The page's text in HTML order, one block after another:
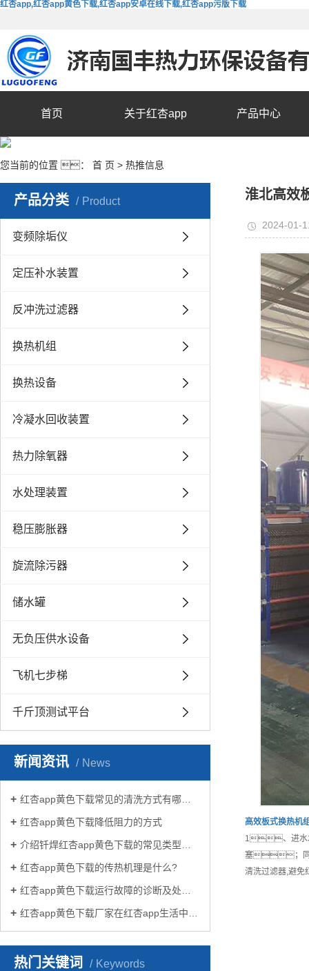
红杏app,红杏app黄色下载,红杏app安卓在线下载,红杏app污版下载
首页 关于红杏app 产品中心
您当前的位置 ： 首 页 > 热推信息
产品分类 Product
变频除垢仪
定压补水装置
反冲洗过滤器
换热机组
换热设备
冷凝水回收装置
热力除氧器
水处理装置
稳压膨胀器
旋流除污器
储水罐
无负压供水设备
飞机七步梯
千斤顶测试平台
新闻资讯 News
红杏app黄色下载常见的清洗方式有哪些？
红杏app黄色下载降低阻力的方式
介绍钎焊红杏app黄色下载的常见类型有哪些
红杏app黄色下载的传热机理是什么?
红杏app黄色下载运行故障的诊断及处理方法
红杏app黄色下载厂家在红杏app生活中有哪些作用？
热门关键词 Keywords
淮北高效
2024-01-
高效板式换热机
1、进水水
塞；同事
清洗过滤器,避